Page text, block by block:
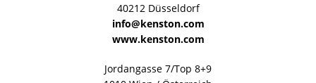
40212 Düsseldorf
info@kenston.com
www.kenston.com
Jordangasse 7/Top 8+9